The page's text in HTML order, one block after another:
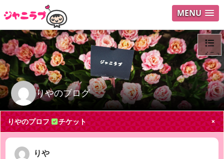
MENU
りやのブログ
メニュ
ログイ
Search
りやのプロフ チケット
りや